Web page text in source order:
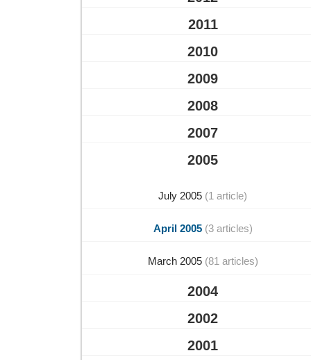
2011
2010
2009
2008
2007
2005
July 2005 (1 article)
April 2005 (3 articles)
March 2005 (81 articles)
2004
2002
2001